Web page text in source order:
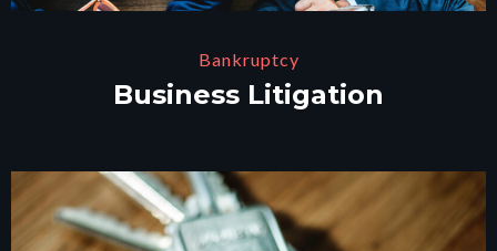
Bankruptcy
Business Litigation